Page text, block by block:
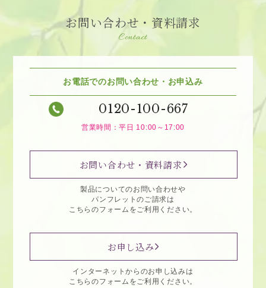
お問い合わせ・資料請求
Contact
お電話でのお問い合わせ・お申込み
0120-100-667
営業時間：平日 10:00～17:00
お問い合わせ・資料請求
製品についてのお問い合わせや
パンフレットのご請求は
こちらのフォームをご利用ください。
お申し込み
インターネットからのお申し込みは
こちらのフォームをご利用ください。